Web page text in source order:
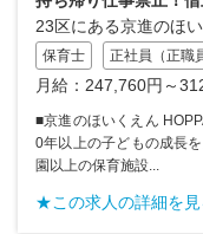
23区にある京進のほ
保育士 正社員（正職
月給：247,760円～
■京進のほいくえん
0年以上の子どもの成長
園以上の保育施設...
★この求人の詳細を見